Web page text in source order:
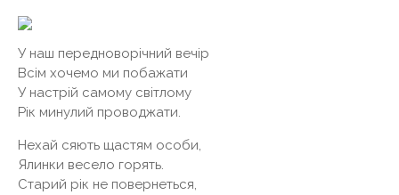
У наш передноворічний вечір
Всім хочемо ми побажати
У настрій самому світлому
Рік минулий проводжати.
Нехай сяють щастям особи,
Ялинки весело горять.
Старий рік не повернеться,